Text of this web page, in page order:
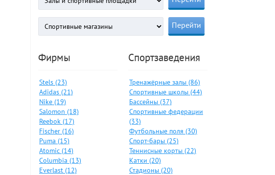
Фирмы
Stels (23)
Adidas (21)
Nike (19)
Salomon (18)
Reebok (17)
Fischer (16)
Puma (15)
Atomic (14)
Columbia (13)
Everlast (12)
Спортзаведения
Тренажёрные залы (86)
Спортивные школы (44)
Бассейны (37)
Спортивные федерации
(33)
Футбольные поля (30)
Спорт-бары (25)
Теннисные корты (22)
Катки (20)
Стадионы (20)